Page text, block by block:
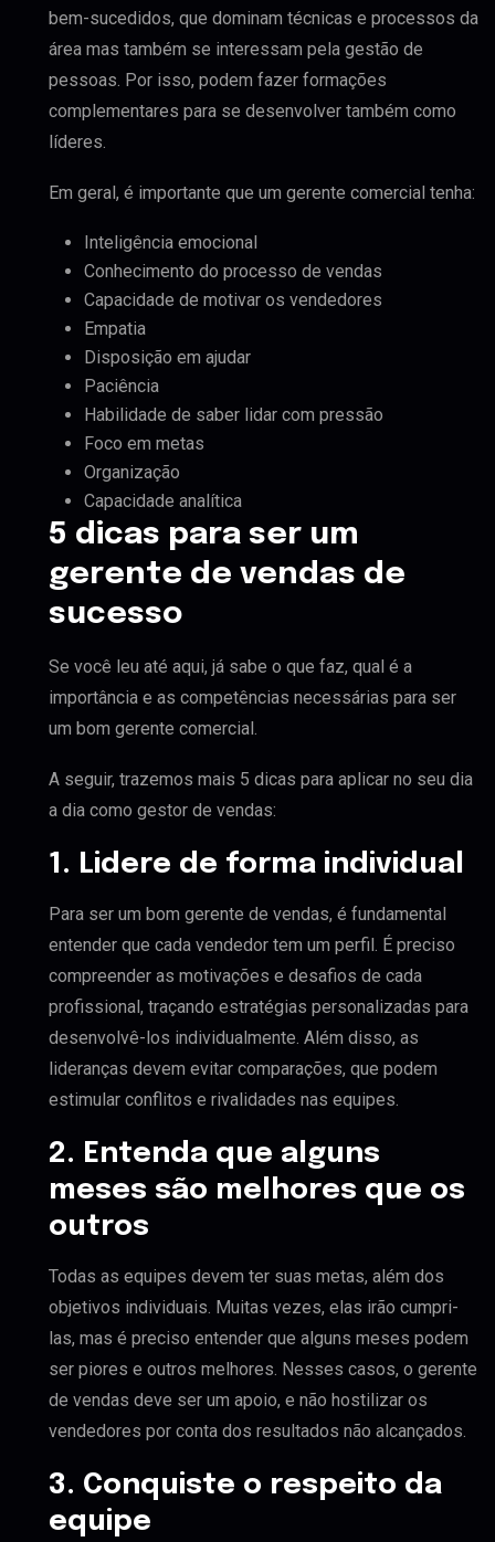
bem-sucedidos, que dominam técnicas e processos da
área mas também se interessam pela gestão de
pessoas. Por isso, podem fazer formações
complementares para se desenvolver também como
líderes.
Em geral, é importante que um gerente comercial tenha:
Inteligência emocional
Conhecimento do processo de vendas
Capacidade de motivar os vendedores
Empatia
Disposição em ajudar
Paciência
Habilidade de saber lidar com pressão
Foco em metas
Organização
Capacidade analítica
5 dicas para ser um
gerente de vendas de
sucesso
Se você leu até aqui, já sabe o que faz, qual é a
importância e as competências necessárias para ser
um bom gerente comercial.
A seguir, trazemos mais 5 dicas para aplicar no seu dia
a dia como gestor de vendas:
1. Lidere de forma individual
Para ser um bom gerente de vendas, é fundamental
entender que cada vendedor tem um perfil. É preciso
compreender as motivações e desafios de cada
profissional, traçando estratégias personalizadas para
desenvolvê-los individualmente. Além disso, as
lideranças devem evitar comparações, que podem
estimular conflitos e rivalidades nas equipes.
2. Entenda que alguns
meses são melhores que os
outros
Todas as equipes devem ter suas metas, além dos
objetivos individuais. Muitas vezes, elas irão cumpri-
las, mas é preciso entender que alguns meses podem
ser piores e outros melhores. Nesses casos, o gerente
de vendas deve ser um apoio, e não hostilizar os
vendedores por conta dos resultados não alcançados.
3. Conquiste o respeito da
equipe